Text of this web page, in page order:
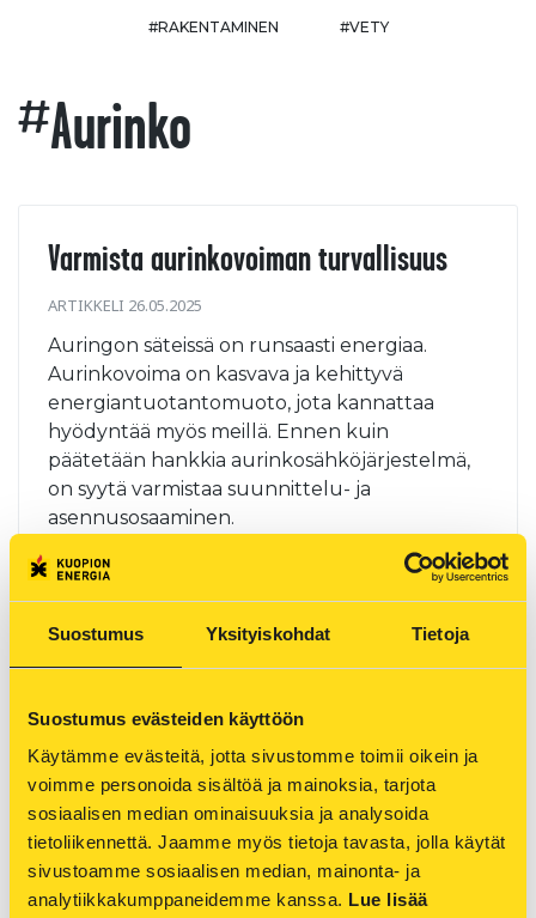
Suostumus Yksityiskohdat Tietoja
Suostumus evästeiden käyttöön
Käytämme evästeitä, jotta sivustomme toimii oikein ja
voimme personoida sisältöä ja mainoksia, tarjota
sosiaalisen median ominaisuuksia ja analysoida
tietoliikennettä. Jaamme myös tietoja tavasta, jolla käytät
sivustoamme sosiaalisen median, mainonta- ja
analytiikkakumppaneidemme kanssa. Lue lisää
#RAKENTAMINEN #VETY
#aurinko
Varmista aurinkovoiman turvallisuus
ARTIKKELI 26.05.2025
Auringon säteissä on runsaasti energiaa.
Aurinkovoima on kasvava ja kehittyvä
energiantuotantomuoto, jota kannattaa
hyödyntää myös meillä. Ennen kuin
päätetään hankkia aurinkosähköjärjestelmä,
on syytä varmistaa suunnittelu- ja
asennusosaaminen.
Hyvällä aurinkosuojauksella
vähennetään viilennystarvetta
ARTIKKELI 28.06.2024
Kiinteistön omistajat voivat aurinkosuojata
kiinteistön sisätiloja monella tapaa niin pienissä
kuin suurissakin kiinteistöissä.